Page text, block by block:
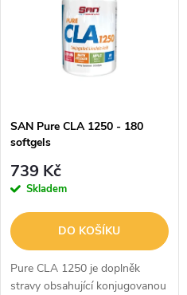
SAN Pure CLA 1250 - 180
softgels
739 Kč
Skladem
DO KOŠÍKU
Pure CLA 1250 je doplněk
stravy obsahující konjugovanou